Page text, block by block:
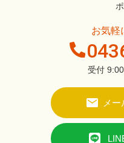
お気軽
受付
メ